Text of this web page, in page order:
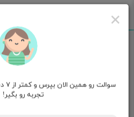
مامان رستا هفته سی‌ونهم بارداری
×
تجربه رو بگیر!